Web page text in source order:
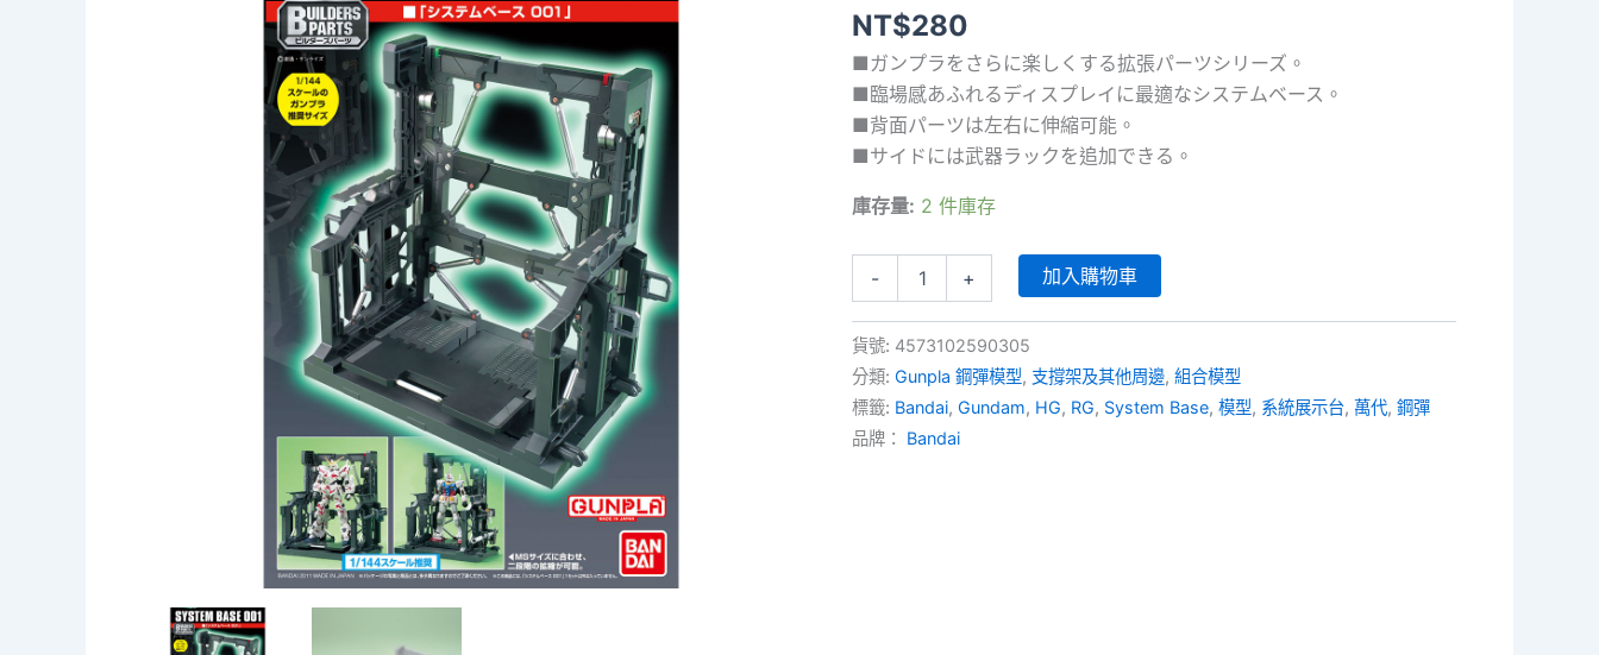
NT$280
■ガンプラをさらに楽しくする拡張パーツシリーズ。
■臨場感あふれるディスプレイに最適なシステムベース。
■背面パーツは左右に伸縮可能。
■サイドには武器ラックを追加できる。
庫存量: 2 件庫存
-
[for
RG/HG]
系
統
展
+ 加入購物車
貨號: 4573102590305
分類:Gunpla 鋼彈模型, 支撐架及其他周邊,組合模型
標籤: Bandai,Gundam, HG, RG, System Base,模型, 系統展示台,萬代,鋼彈
品牌： Bandai